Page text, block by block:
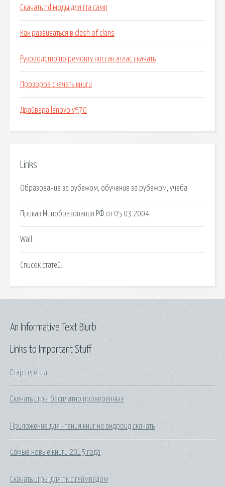
Скачать hd моды для гта самп
Как развиваться в clash of clans
Руководство по ремонту ниссан атлас скачать
Прозоров скачать книги
Драйвера lenovo v570
Links
Образование за рубежом, обучение за рубежом, учеба.
Приказ Минобразования РФ от 05.03.2004
Wall.
Список статей.
Links to Important Stuff
Стар герл ид
Скачать игры бесплатно проверенные
Приложение для чтения книг на андроид скачать
Самые новые книги 2015 года
Скачать игры для пк с геймпадом
An Informative Text Blurb